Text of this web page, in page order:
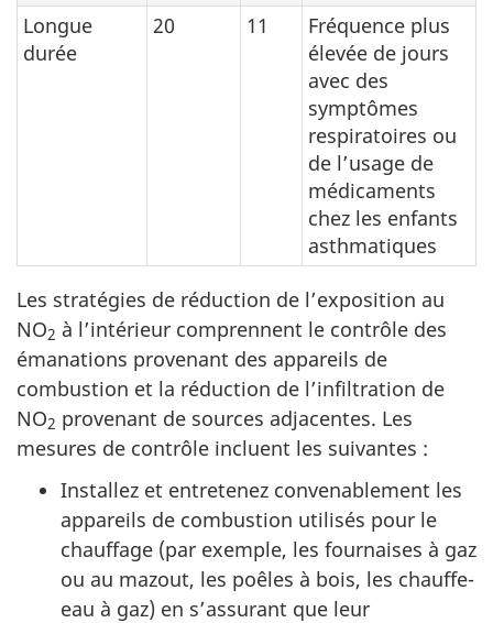
Longue
durée
20 11
Fréquence plus
élevée de jours
avec des
symptômes
respiratoires ou
de l’usage de
médicaments
chez les enfants
asthmatiques
Les stratégies de réduction de l’exposition au
NO2 à l’intérieur comprennent le contrôle des
émanations provenant des appareils de
combustion et la réduction de l’infiltration de
NO2 provenant de sources adjacentes. Les
mesures de contrôle incluent les suivantes :
Installez et entretenez convenablement les
appareils de combustion utilisés pour le
chauffage (par exemple, les fournaises à gaz
ou au mazout, les poêles à bois, les chauffe-
eau à gaz) en s’assurant que leur